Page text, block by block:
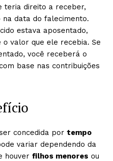
teria direito a receber,
na data do falecimento.
estava aposentado,
valor que ele recebia. Se
você receberá o
base nas contribuições
concedida por tempo
variar dependendo da
houver filhos menores ou